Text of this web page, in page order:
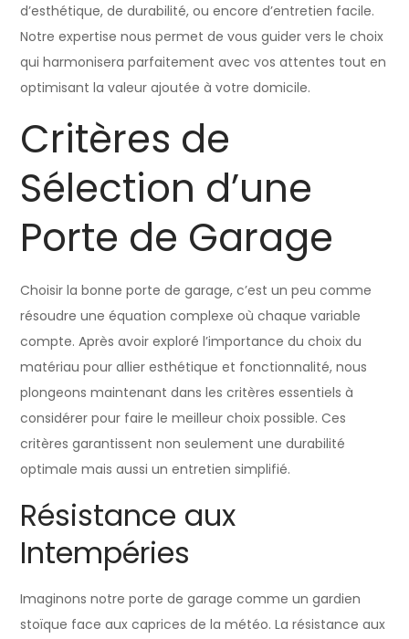
d’esthétique, de durabilité, ou encore d’entretien facile.
Notre expertise nous permet de vous guider vers le choix
qui harmonisera parfaitement avec vos attentes tout en
optimisant la valeur ajoutée à votre domicile.
Critères de
Sélection d’une
Porte de Garage
Choisir la bonne porte de garage, c’est un peu comme
résoudre une équation complexe où chaque variable
compte. Après avoir exploré l’importance du choix du
matériau pour allier esthétique et fonctionnalité, nous
plongeons maintenant dans les critères essentiels à
considérer pour faire le meilleur choix possible. Ces
critères garantissent non seulement une durabilité
optimale mais aussi un entretien simplifié.
Résistance aux
Intempéries
Imaginons notre porte de garage comme un gardien
stoïque face aux caprices de la météo. La résistance aux